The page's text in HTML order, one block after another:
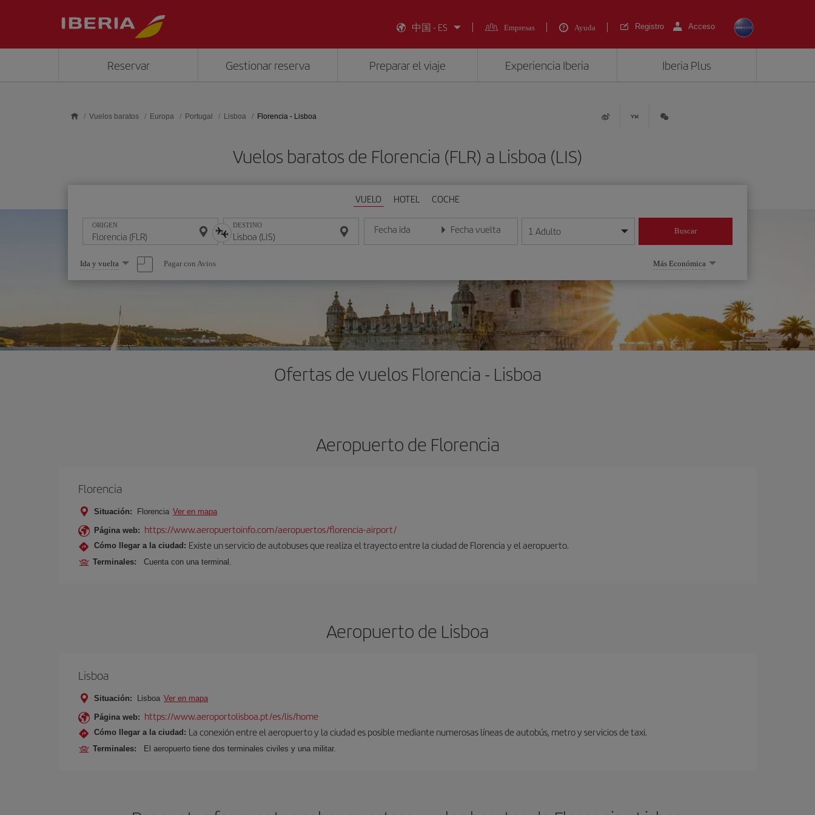
中国 - ES
Empresas Ayuda Registro Acceso
Reservar Gestionar reserva Preparar el viaje Experiencia Iberia Iberia Plus
Vuelos baratos Europa Portugal Lisboa Florencia - Lisboa
Vuelos baratos de Florencia (FLR) a Lisboa (LIS)
VUELO HOTEL COCHE
ORIGEN DESTINO Fecha ida
Introduce la fecha en formato día/mes/año
Fecha vuelta
Introduce la fecha en formato día/mes/año
1 Adulto Buscar
Seleccione
una
opción
Ida y vuelta Pagar con Avios Más Económica
Ofertas de vuelos Florencia - Lisboa
Aeropuerto de Florencia
Florencia
Situación: Florencia Ver en mapa
Página web: https://www.aeropuertoinfo.com/aeropuertos/florencia-airport/
Cómo llegar a la ciudad: Existe un servicio de autobuses que realiza el trayecto entre la ciudad de Florencia y el aeropuerto.
Terminales: Cuenta con una terminal.
Aeropuerto de Lisboa
Lisboa
Situación: Lisboa Ver en mapa
Página web: https://www.aeroportolisboa.pt/es/lis/home
Cómo llegar a la ciudad: La conexión entre el aeropuerto y la ciudad es posible mediante numerosas líneas de autobús, metro y servicios de taxi.
Terminales: El aeropuerto tiene dos terminales civiles y una militar.